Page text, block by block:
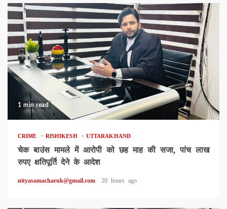
1 min read
CRIME RISHIKESH UTTARAKHAND
चेक बाउंस मामले में आरोपी को छह माह की सजा, पांच लाख
रुपए क्षतिपूर्ति देने के आदेश
nityasamacharuk@gmail.com 20 hours ago